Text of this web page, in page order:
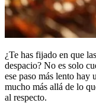
¿Te has fijado en que
despacio? No es solo
ese paso más lento hay
mucho más allá de lo
al respecto.